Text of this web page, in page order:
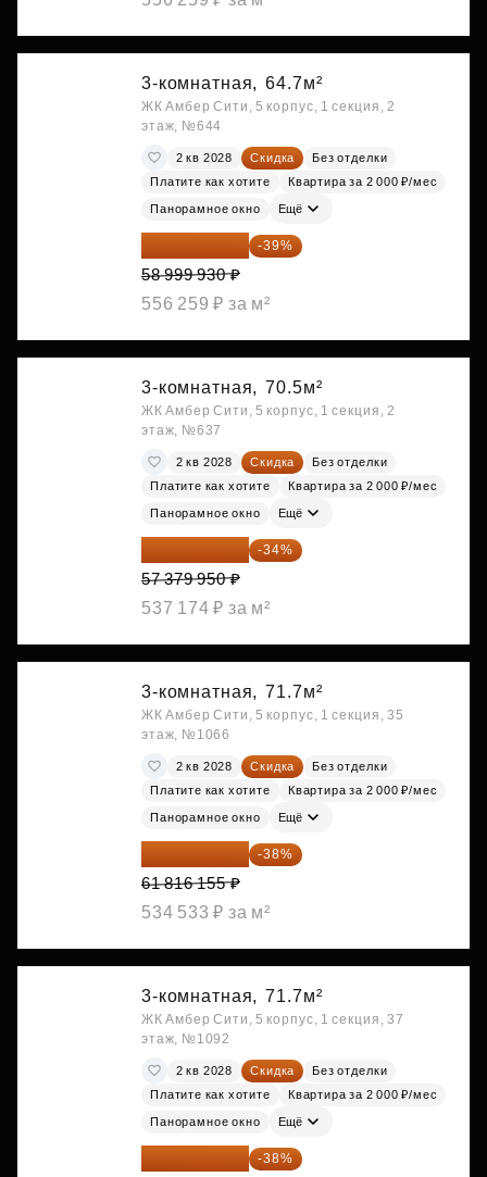
3-комнатная, 64.7м²
ЖК Амбер Сити, 5 корпус, 1 секция, 2
этаж, №644
2 кв 2028 Скидка
Без отделки
Платите как хотите
Квартира за 2 000 ₽/мес
Панорамное окно Ещё
35 989 957 ₽ -39%
58 999 930 ₽
556 259 ₽ за м²
3-комнатная, 70.5м²
ЖК Амбер Сити, 5 корпус, 1 секция, 2
этаж, №637
2 кв 2028 Скидка
Без отделки
Платите как хотите
Квартира за 2 000 ₽/мес
Панорамное окно Ещё
37 870 767 ₽ -34%
57 379 950 ₽
537 174 ₽ за м²
3-комнатная, 71.7м²
ЖК Амбер Сити, 5 корпус, 1 секция, 35
этаж, №1066
2 кв 2028 Скидка
Без отделки
Платите как хотите
Квартира за 2 000 ₽/мес
Панорамное окно Ещё
38 326 016 ₽ -38%
61 816 155 ₽
534 533 ₽ за м²
3-комнатная, 71.7м²
ЖК Амбер Сити, 5 корпус, 1 секция, 37
этаж, №1092
2 кв 2028 Скидка
Без отделки
Платите как хотите
Квартира за 2 000 ₽/мес
Панорамное окно Ещё
38 481 605 ₽ -38%